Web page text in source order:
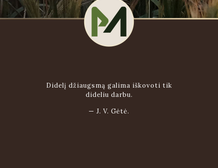
Didelį džiaugsmą galima iškovoti tik
dideliu darbu.
— J. V. Gėtė.